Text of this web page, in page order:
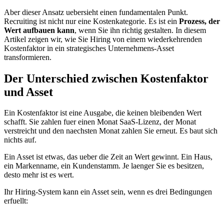
Aber dieser Ansatz uebersieht einen fundamentalen Punkt.
Recruiting ist nicht nur eine Kostenkategorie. Es ist ein Prozess, der
Wert aufbauen kann, wenn Sie ihn richtig gestalten. In diesem
Artikel zeigen wir, wie Sie Hiring von einem wiederkehrenden
Kostenfaktor in ein strategisches Unternehmens-Asset
transformieren.
Der Unterschied zwischen Kostenfaktor
und Asset
Ein Kostenfaktor ist eine Ausgabe, die keinen bleibenden Wert
schafft. Sie zahlen fuer einen Monat SaaS-Lizenz, der Monat
verstreicht und den naechsten Monat zahlen Sie erneut. Es baut sich
nichts auf.
Ein Asset ist etwas, das ueber die Zeit an Wert gewinnt. Ein Haus,
ein Markenname, ein Kundenstamm. Je laenger Sie es besitzen,
desto mehr ist es wert.
Ihr Hiring-System kann ein Asset sein, wenn es drei Bedingungen
erfuellt: